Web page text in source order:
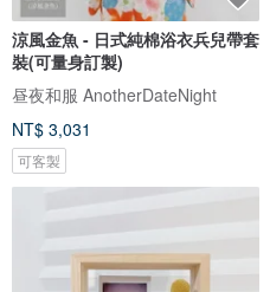
涼風金魚 - 日式純棉浴衣兵兒帶套
裝(可量身訂製)
昼夜和服 AnotherDateNight
NT$ 3,031
可客製